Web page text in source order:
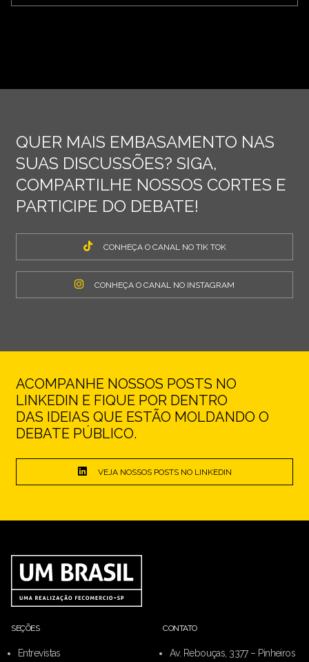
QUER MAIS EMBASAMENTO NAS
SUAS DISCUSSÕES? SIGA,
COMPARTILHE NOSSOS CORTES E
PARTICIPE DO DEBATE!
CONHEÇA O CANAL NO TIK TOK
CONHEÇA O CANAL NO INSTAGRAM
ACOMPANHE NOSSOS POSTS NO
LINKEDIN E FIQUE POR DENTRO
DAS IDEIAS QUE ESTÃO MOLDANDO O
DEBATE PÚBLICO.
VEJA NOSSOS POSTS NO LINKEDIN
SEÇÕES
Entrevistas
CONTATO
Av. Rebouças, 3377 – Pinheiros